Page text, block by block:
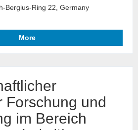
Bergius-Ring 22, Germany
More
Forschung und
im Bereich